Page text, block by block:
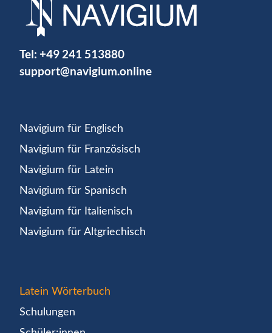
Tel: +49 241 513880
support@navigium.online
Navigium für Englisch
Navigium für Französisch
Navigium für Latein
Navigium für Spanisch
Navigium für Italienisch
Navigium für Altgriechisch
Latein Wörterbuch
Schulungen